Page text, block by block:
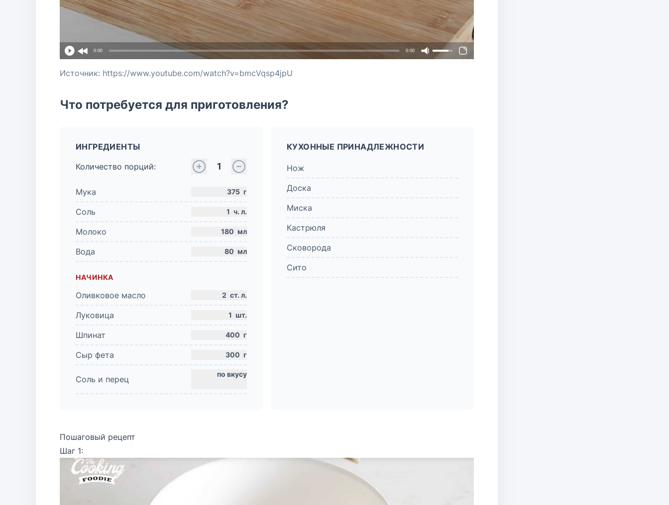
0:00 0:00
Источник: https://www.youtube.com/watch?v=bmcVqsp4jpU
Что потребуется для приготовления?
ИНГРЕДИЕНТЫ
Количество порций:
1
Мука 375 г
Соль 1 ч. л.
Молоко 180 мл
Вода 80 мл
НАЧИНКА
Оливковое масло 2 ст. л.
Луковица 1 шт.
Шпинат 400 г
Сыр фета 300 г
Соль и перец
КУХОННЫЕ ПРИНАДЛЕЖНОСТИ
Нож
Доска
Миска
Кастрюля
Сковорода
Сито
Пошаговый рецепт
Шаг 1: